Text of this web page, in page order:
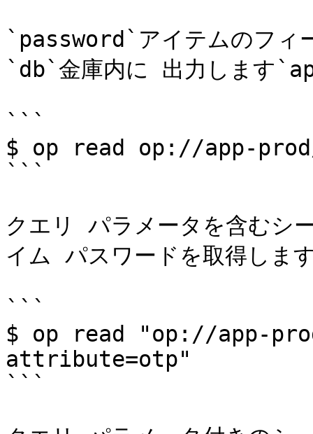
`password`アイテムのフィ
`db`金庫内に 出力します
```
$ op read op://app-
```
クエリ パラメータを含むシ
イム パスワードを取得しま
```
$ op read "op://app-
attribute=otp"
```